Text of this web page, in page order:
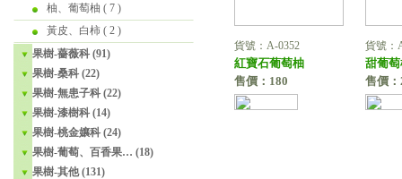
柚、葡萄柚 ( 7 )
黃皮、白柿 ( 2 )
果樹-薔薇科 (91)
果樹-桑科 (22)
果樹-無患子科 (22)
果樹-漆樹科 (14)
果樹-桃金孃科 (24)
果樹-葡萄、百香果… (18)
果樹-其他 (131)
平地蘋果實拍。2021-07-23
溫帶梨平地結果。2021-05-15
☎ 工程苗木產品目錄 (Ver.16)
美國爺爺花25年，找到千種「絕跡蘋果」。
✜ 超高負離子元件 詳細說明
貨號：A-0352
紅寶石葡萄柚
售價：180
貨號：
甜葡
售價